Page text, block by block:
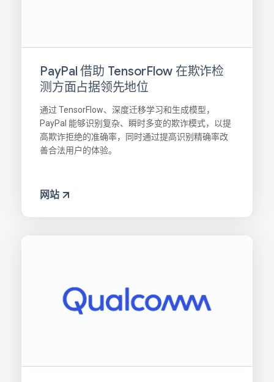
PayPal 借助 TensorFlow 在欺诈检
测方面占据领先地位
通过 TensorFlow、深度迁移学习和生成模型，
PayPal 能够识别复杂、瞬时多变的欺诈模式，以提
高欺诈拒绝的准确率，同时通过提高识别精确率改
善合法用户的体验。
网站